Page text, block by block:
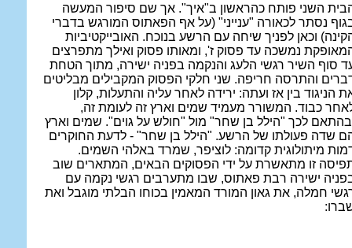
השני פותח כהראשון ב"איך". אך שם סיפור המעשה
נסתר לכאורה "ענייני" (על אף הפאתוס המורגש בדברי
וכאן לפניך שיחה עם הרשע בנוכח. האובייקטיביות
נמשכה עד פסוק ז', ומאותו פסוק ואילך מתפרצים
סוף השיר רגשי הלעג והנקמה בפניה ישירה, מתוך הטחת
והתרסה חריפה. שני חלקי הפסוק המקבילים מבליטים
הניגוד בין אז ועתה: ירידה לאחר עליה והתעלות, קלון
כבוד. המשורר מעמיד שמים וארץ זה לעומת זה,
לכך "הילל בן שחר" מול "חולש על גוים". שמים וארץ
שדה פעולתו של הרשע. "הילל בן שחר" - לדעת החוקרים
מיתולוגית קדומה: לוציפר, שמרד באלהי השמים.
זו מתאשרת על ידי הפסוקים הבאים, המתארים שוב
ישירה רבת פאתוס, שבו מתערבים רגשי נקמה עם
חמלה, את גאון המורד המאמין בכוחו הבלתי מוגבל ואת